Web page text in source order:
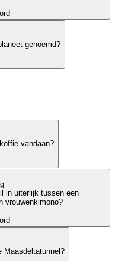
genoemd?
vandaan?
in uiterlijk tussen een
vrouwenkimono?
Maasdeltatunnel?